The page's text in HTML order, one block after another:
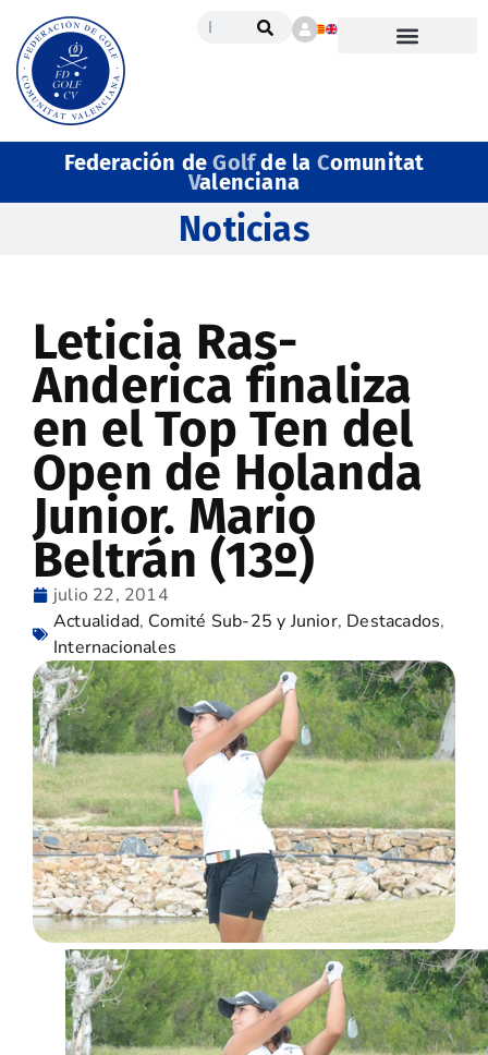
Federación deGolfde la Comunitat
Valenciana
Noticias
Leticia Ras-
Anderica finaliza
en el Top Ten del
Open de Holanda
Junior. Mario
Beltrán (13º)
julio 22, 2014
Actualidad, Comité Sub-25 y Junior, Destacados,
Internacionales